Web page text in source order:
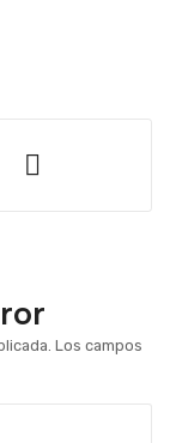
Los campos